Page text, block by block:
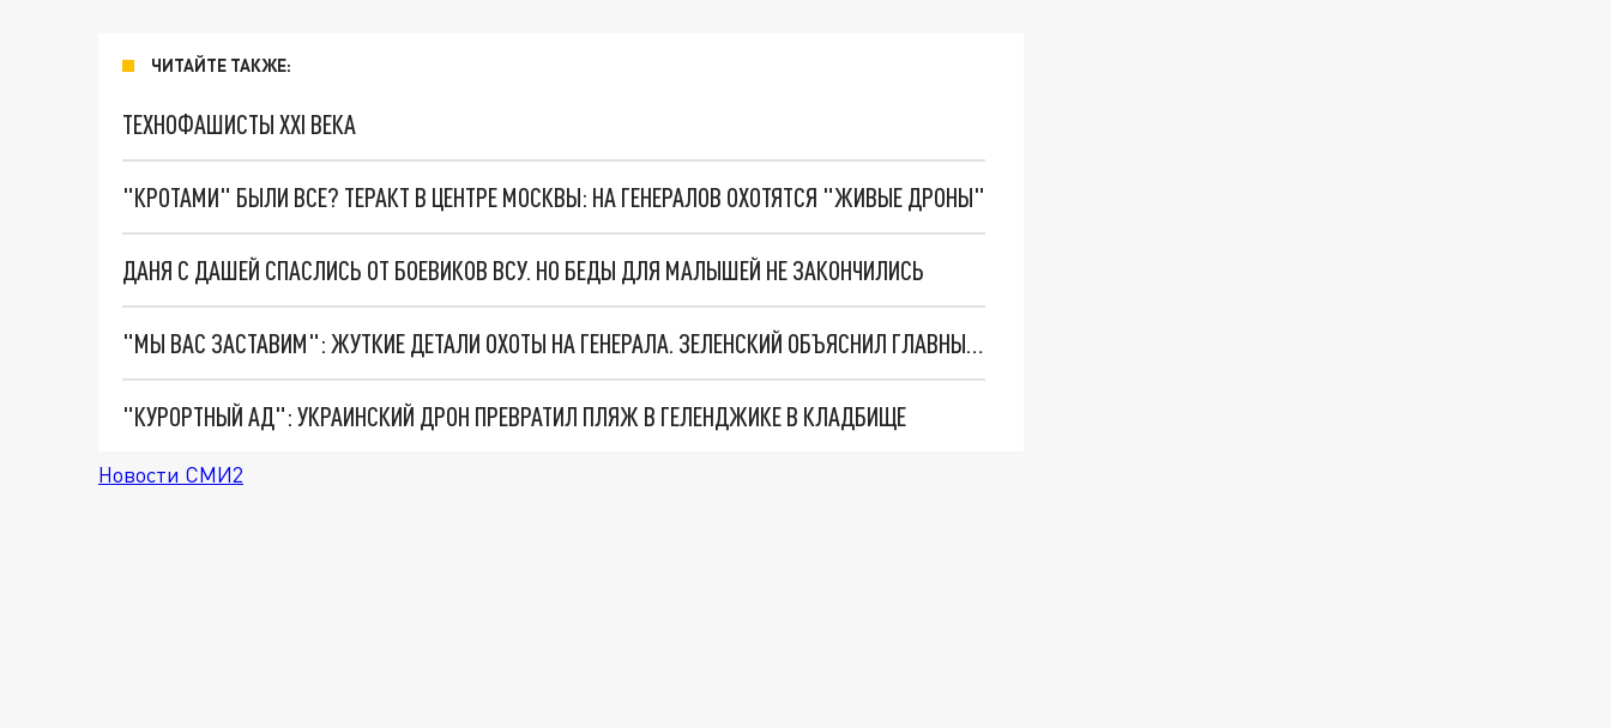
ЧИТАЙТЕ ТАКЖЕ:
ТЕХНОФАШИСТЫ XXI ВЕКА
"КРОТАМИ" БЫЛИ ВСЕ? ТЕРАКТ В ЦЕНТРЕ МОСКВЫ: НА ГЕНЕРАЛОВ ОХОТЯТСЯ "ЖИВЫЕ ДРОНЫ"
ДАНЯ С ДАШЕЙ СПАСЛИСЬ ОТ БОЕВИКОВ ВСУ. НО БЕДЫ ДЛЯ МАЛЫШЕЙ НЕ ЗАКОНЧИЛИСЬ
"МЫ ВАС ЗАСТАВИМ": ЖУТКИЕ ДЕТАЛИ ОХОТЫ НА ГЕНЕРАЛА. ЗЕЛЕНСКИЙ ОБЪЯСНИЛ ГЛАВНЫЙ СМЫСЛ ТЕРАКТА В ЦЕНТРЕ МОСКВЫ
"КУРОРТНЫЙ АД": УКРАИНСКИЙ ДРОН ПРЕВРАТИЛ ПЛЯЖ В ГЕЛЕНДЖИКЕ В КЛАДБИЩЕ
Новости СМИ2